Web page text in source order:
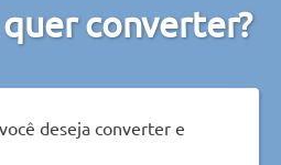
converter?
deseja converter e